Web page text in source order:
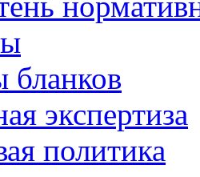
экспертиза
политика